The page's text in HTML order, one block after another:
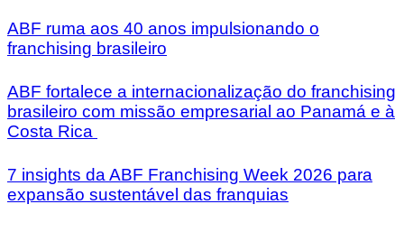
ABF ruma aos 40 anos impulsionando o
franchising brasileiro
ABF fortalece a internacionalização do franchising
brasileiro com missão empresarial ao Panamá e à
Costa Rica
7 insights da ABF Franchising Week 2026 para
expansão sustentável das franquias